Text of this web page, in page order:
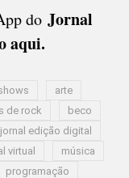
do Jornal
aqui.
arte
de rock
beco
jornal edição digital
virtual
música
programação